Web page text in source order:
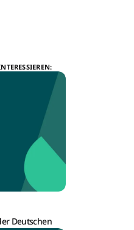
Deutschen